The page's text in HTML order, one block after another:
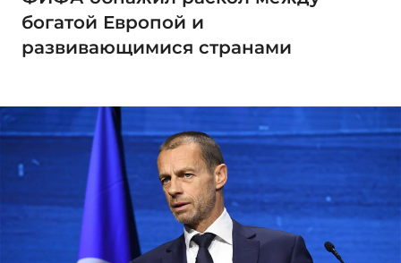
богатой Европой и
развивающимися странами